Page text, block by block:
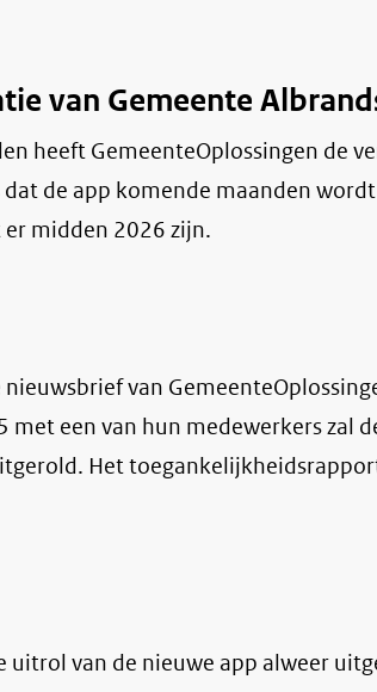
van Gemeente
heeft GemeenteOplossingen de
de app komende maanden
midden 2026 zijn.
van
een van hun medewerkers zal
Het
uitrol van de nieuwe app alweer